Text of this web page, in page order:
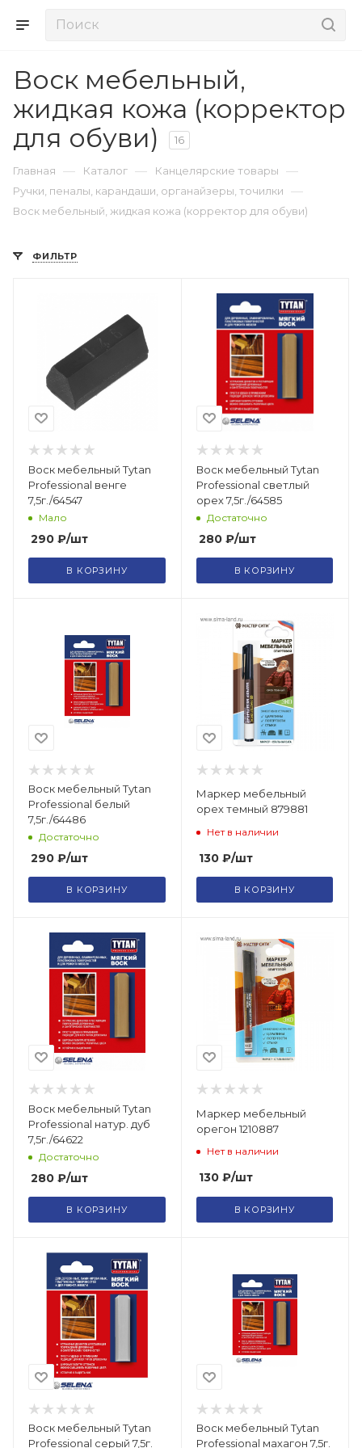
Воск мебельный,
жидкая кожа (корректор
для обуви)
16
Главная — Каталог — Канцелярские товары —
Ручки, пеналы, карандаши, органайзеры, точилки —
Воск мебельный, жидкая кожа (корректор для обуви)
ФИЛЬТР
Воск мебельный Tytan
Professional венге
7,5г./64547
Мало
290 ₽/шт
В КОРЗИНУ
Воск мебельный Tytan
Professional светлый
орех 7,5г./64585
Достаточно
280₽/шт
В КОРЗИНУ
Воск мебельный Tytan
Professional белый
7,5г./64486
Достаточно
290 ₽/шт
В КОРЗИНУ
Маркер мебельный
орех темный 879881
Нет в наличии
130₽/шт
В КОРЗИНУ
Воск мебельный Tytan
Professional натур. дуб
7,5г./64622
Достаточно
280 ₽/шт
В КОРЗИНУ
Маркер мебельный
орегон 1210887
Нет в наличии
130₽/шт
В КОРЗИНУ
Воск мебельный Tytan
Professional серый 7,5г.
Воск мебельный Tytan
Professional махагон 7,5г.